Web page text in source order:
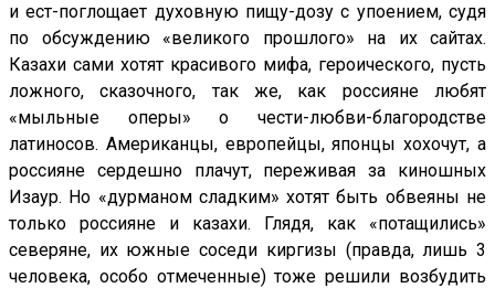
и ест-поглощает духовную пищу-дозу с упоением, судя
по обсуждению «великого прошлого» на их сайтах.
Казахи сами хотят красивого мифа, героического, пусть
ложного, сказочного, так же, как россияне любят
«мыльные оперы» о чести-любви-благородстве
латиносов. Американцы, европейцы, японцы хохочут, а
россияне сердешно плачут, переживая за киношных
Изаур. Но «дурманом сладким» хотят быть обвеяны не
только россияне и казахи. Глядя, как «потащились»
северяне, их южные соседи киргизы (правда, лишь 3
человека, особо отмеченные) тоже решили возбудить